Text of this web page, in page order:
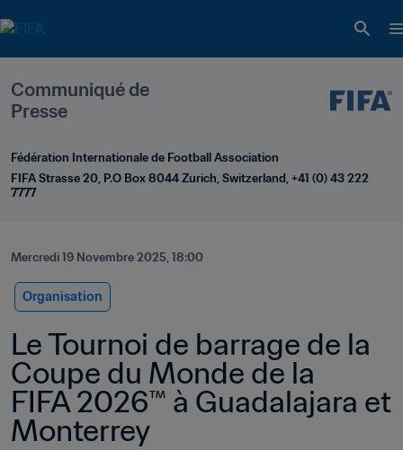
Communiqué de
Presse
Fédération Internationale de Football Association
FIFA Strasse 20, P.O Box 8044 Zurich, Switzerland, +41 (0) 43 222
7777
Mercredi 19 Novembre 2025, 18:00
Organisation
Le Tournoi de barrage de la
Coupe du Monde de la
FIFA 2026™ à Guadalajara et
Monterrey